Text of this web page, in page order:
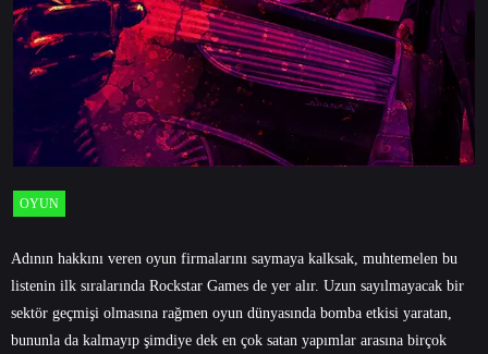
OYUN
Adının hakkını veren oyun firmalarını saymaya kalksak, muhtemelen bu
listenin ilk sıralarında Rockstar Games de yer alır. Uzun sayılmayacak bir
sektör geçmişi olmasına rağmen oyun dünyasında bomba etkisi yaratan,
bununla da kalmayıp şimdiye dek en çok satan yapımlar arasına birçok